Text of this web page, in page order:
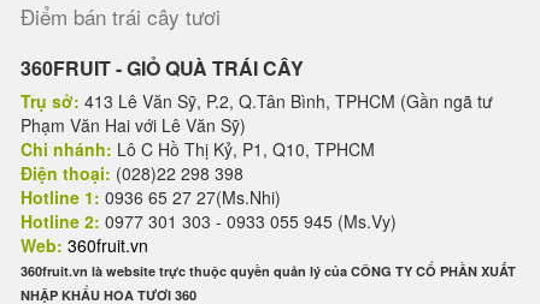
Điểm bán trái cây tươi
360FRUIT - GIỎ QUÀ TRÁI CÂY
Trụ sở: 413 Lê Văn Sỹ, P.2, Q.Tân Bình, TPHCM (Gần ngã tư
Phạm Văn Hai với Lê Văn Sỹ)
Chi nhánh: Lô C Hồ Thị Kỷ, P1, Q10, TPHCM
Điện thoại: (028)22 298 398
Hotline 1: 0936 65 27 27(Ms.Nhi)
Hotline 2: 0977 301 303 - 0933 055 945 (Ms.Vy)
Web: 360fruit.vn
360fruit.vn là website trực thuộc quyền quản lý của CÔNG TY CỔ PHẦN XUẤT
NHẬP KHẨU HOA TƯƠI 360